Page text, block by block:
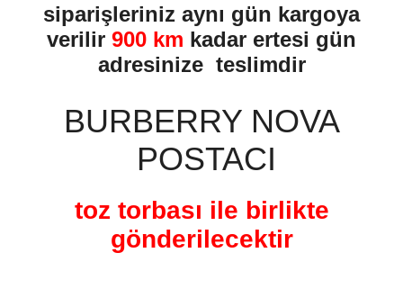
siparişleriniz aynı gün kargoya
verilir 900 km kadar ertesi gün
adresinize teslimdir
BURBERRY NOVA
POSTACI
toz torbası ile birlikte
gönderilecektir